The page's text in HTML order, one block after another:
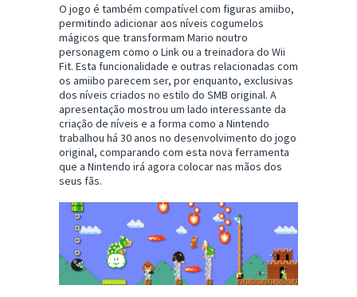
O jogo é também compatível com figuras amiibo,
permitindo adicionar aos níveis cogumelos
mágicos que transformam Mario noutro
personagem como o Link ou a treinadora do Wii
Fit. Esta funcionalidade e outras relacionadas com
os amiibo parecem ser, por enquanto, exclusivas
dos níveis criados no estilo do SMB original. A
apresentação mostrou um lado interessante da
criação de níveis e a forma como a Nintendo
trabalhou há 30 anos no desenvolvimento do jogo
original, comparando com esta nova ferramenta
que a Nintendo irá agora colocar nas mãos dos
seus fãs.